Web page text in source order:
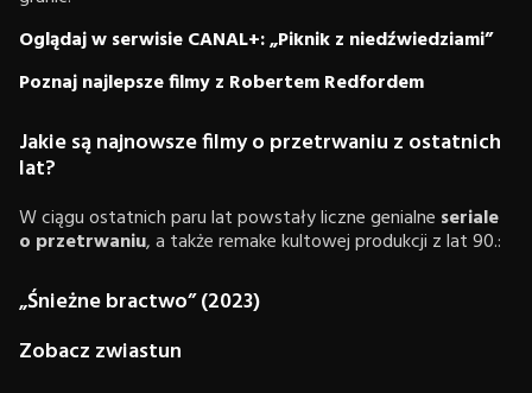
Oglądaj w serwisie CANAL+: „Piknik z niedźwiedziami”
Poznaj najlepsze filmy z Robertem Redfordem
Jakie są najnowsze filmy o przetrwaniu z ostatnich
lat?
W ciągu ostatnich paru lat powstały liczne genialne seriale
o przetrwaniu, a także remake kultowej produkcji z lat 90.:
„Śnieżne bractwo” (2023)
Zobacz zwiastun